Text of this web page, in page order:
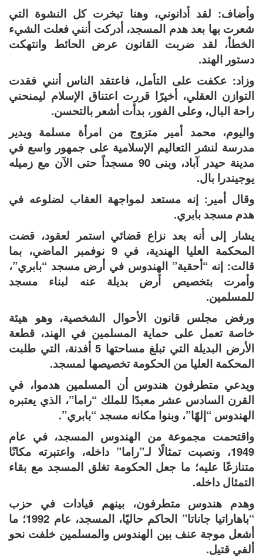
وأضاف: لقد أدانوني، وهنا تبخرت كل النشوة التي
شعرت بها بعد هدم المسجد، أدركت أنني فعلت الشيء
الخطأ، لقد ضربت القانون عرض الحائط وانتهكت
دستور الهند.
وزاد: عكفت على التأمل، فاعتقد الناس أنني فقدت
التوازن العقلي، أخيرًا قررت اعتناق الإسلام ليمنحني
راحة البال، وعلى الفور، بدأت أشعر بالتحسن.
واليوم، محمد أمير متزوج من امرأة مسلمة ويدير
مدرسة لنشر التعاليم الإسلامية على جمهور واسع في
مدينة حيدر آباد، وبنى 90 مسجداً حتى الآن مع زميله
يوجيندرا بال.
وقال أمير: إنه مستعد لمواجهة العقاب لضلوعه في
هدم مسجد بابري.
يشار إلى أنه بعد نزاع قضائي استمر لعقود، قضت
المحكمة العليا الهندية، في 9 نوفمبر الماضي، بما
قالت: إنه “أحقية” الهندوس في أرض مسجد “بابري”،
وأمرت بتخصيص أرض بديلة عنه لبناء مسجد
للمسلمين.
ورفض مجلس قانون الأحوال الشخصية، وهو هيئة
خاصة تعمل على حماية المسلمين في الهند، قطعة
الأرض البديلة التي تبلغ مساحتها 5 أفدنة، التي طلبت
المحكمة العليا من الحكومة تخصيصها لمسجد.
ويدعي متطرفون هندوس أن المسلمين هدموا، في
القرن السادس عشر معبدًا للملك “راما”، الذي يعتبره
الهندوس “إلهًا”، وبنوا مكانه مسجد “بابري”.
واقتحمت مجموعة من الهندوس المسجد، في عام
1949، ونصبت تمثالًا لـ”راما” داخله، واعتبرته مكانًا
متنازعًا عليه؛ ما جعل الحكومة تغلق المسجد مع بقاء
التمثال داخله.
وهدم هندوس متطرفون، بينهم قيادات في حزب
“باهاراتيا جاناتا” الحاكم حاليًا، المسجد، عام 1992؛ ما
أشعل موجة عنف بين الهندوس والمسلمين خلفت نحو
ألفي قتيل.